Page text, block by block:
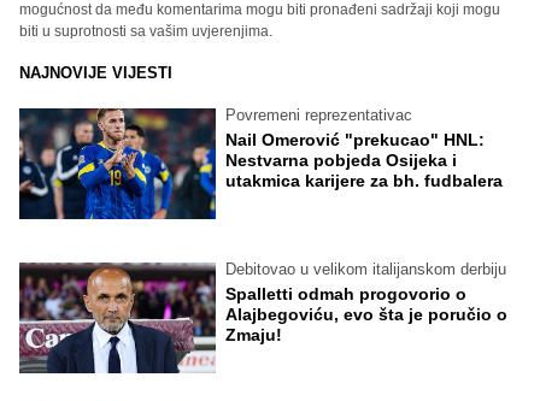
mogućnost da među komentarima mogu biti pronađeni sadržaji koji mogu
biti u suprotnosti sa vašim uvjerenjima.
NAJNOVIJE VIJESTI
Povremeni reprezentativac
Nail Omerović "prekucao" HNL:
Nestvarna pobjeda Osijeka i
utakmica karijere za bh. fudbalera
Debitovao u velikom italijanskom derbiju
Spalletti odmah progovorio o
Alajbegoviću, evo šta je poručio o
Zmaju!